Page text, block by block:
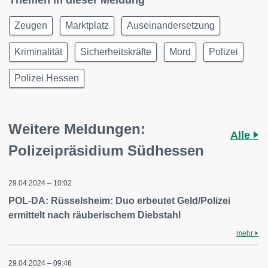
Zeugen Marktplatz Auseinandersetzung
Kriminalität Sicherheitskräfte Mord Polizei
Polizei Hessen
Weitere Meldungen:
Polizeipräsidium Südhessen
Alle
29.04.2024 – 10:02
POL-DA: Rüsselsheim: Duo erbeutet Geld/Polizei
ermittelt nach räuberischem Diebstahl
mehr
29.04.2024 – 09:46